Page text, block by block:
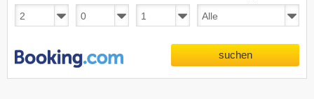
suchen